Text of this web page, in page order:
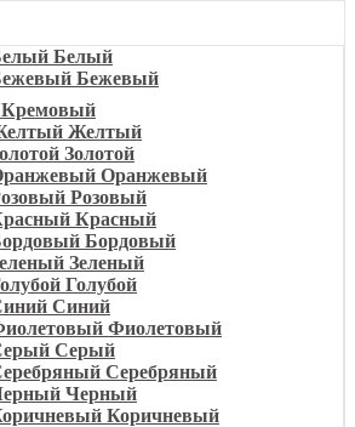
Белый
Бежевый
Кремовый
Желтый
Золотой
Оранжевый
Розовый
Красный
Бордовый
Зеленый
Голубой
Синий
Фиолетовый
Серый
Серебряный
Черный
Коричневый